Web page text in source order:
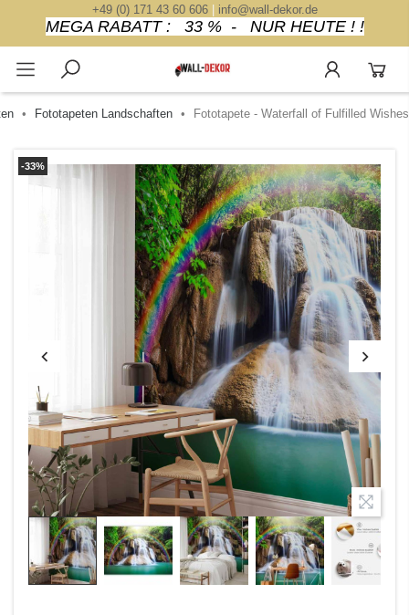
+49 (0) 171 43 60 606| info@wall-dekor.de
MEGA RABATT : 33 % - NUR HEUTE ! !
Fototapeten Landschaften Fototapete - Waterfall of Fulfilled Wishes
-33%